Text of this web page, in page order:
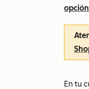
En tu